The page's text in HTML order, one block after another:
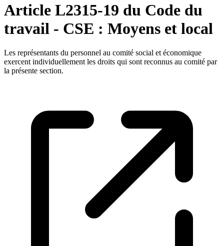
Article L2315-19 du Code du
travail - CSE : Moyens et local
Les représentants du personnel au comité social et économique
exercent individuellement les droits qui sont reconnus au comité par
la présente section.